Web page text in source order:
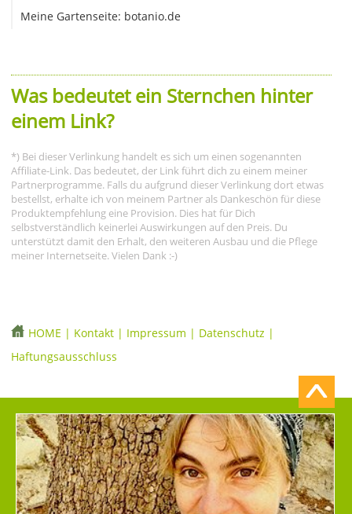
Meine Gartenseite: botanio.de
Was bedeutet ein Sternchen hinter
einem Link?
*) Bei dieser Verlinkung handelt es sich um einen sogenannten
Affiliate-Link. Das bedeutet, der Link führt dich zu einem meiner
Partnerprogramme. Falls du aufgrund dieser Verlinkung dort etwas
bestellst, erhalte ich von meinem Partner als Dankeschön für diese
Produktempfehlung eine Provision. Dies hat für Dich
selbstverständlich keinerlei Auswirkungen auf den Preis. Du
unterstützt damit den Erhalt, den weiteren Ausbau und die Pflege
meiner Internetseite. Vielen Dank :-)
HOME | Kontakt | Impressum | Datenschutz |
Haftungsausschluss